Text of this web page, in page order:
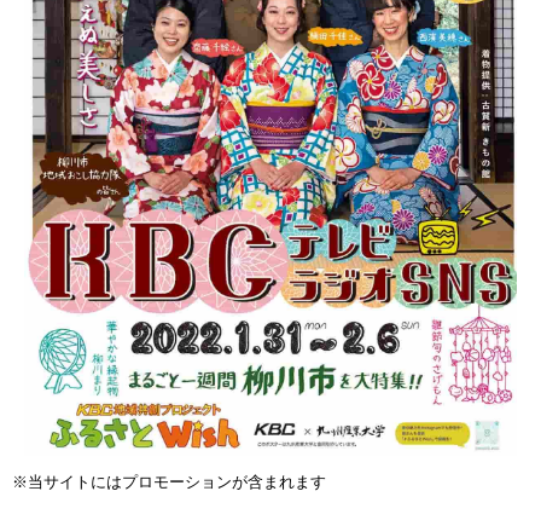
※当サイトにはプロモーションが含まれます